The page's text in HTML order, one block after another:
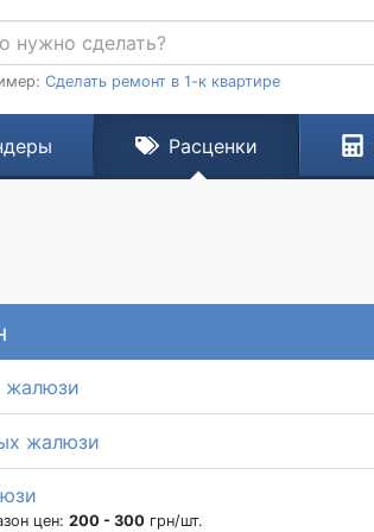
Сделать ремонт в 1-к квартире
Расценки
жалюзи
жалюзи
цен: 200 - 300 грн/шт.